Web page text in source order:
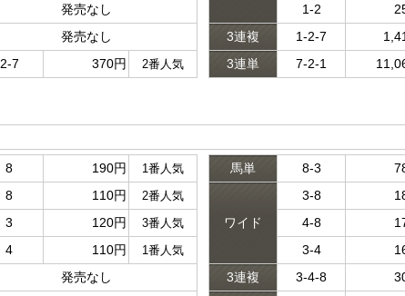
発売なし
発売なし
2-7 370円 2番人気
1-2
3連複 1-2-7
3連単 7-2-1
8 190円 1番人気
8 110円 2番人気
3 120円 3番人気
4 110円 1番人気
発売なし
馬単 8-3
ワイド
3-8
4-8
3-4
3連複 3-4-8